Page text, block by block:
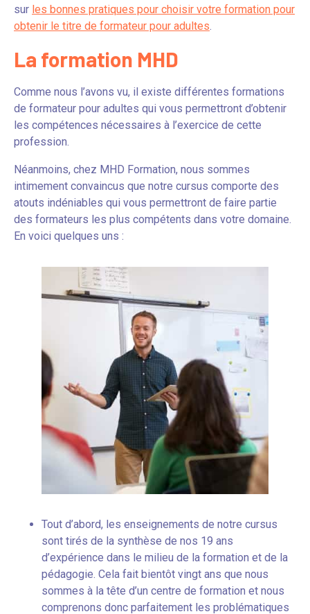
sur les bonnes pratiques pour choisir votre formation pour
obtenir le titre de formateur pour adultes.
La formation MHD
Comme nous l’avons vu, il existe différentes formations
de formateur pour adultes qui vous permettront d’obtenir
les compétences nécessaires à l’exercice de cette
profession.
Néanmoins, chez MHD Formation, nous sommes
intimement convaincus que notre cursus comporte des
atouts indéniables qui vous permettront de faire partie
des formateurs les plus compétents dans votre domaine.
En voici quelques uns :
Tout d’abord, les enseignements de notre cursus
sont tirés de la synthèse de nos 19 ans
d’expérience dans le milieu de la formation et de la
pédagogie. Cela fait bientôt vingt ans que nous
sommes à la tête d’un centre de formation et nous
comprenons donc parfaitement les problématiques